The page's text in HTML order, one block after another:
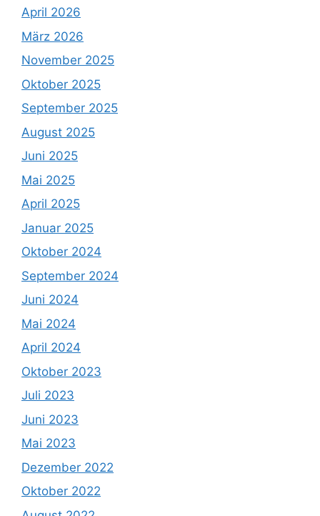
April 2026
März 2026
November 2025
Oktober 2025
September 2025
August 2025
Juni 2025
Mai 2025
April 2025
Januar 2025
Oktober 2024
September 2024
Juni 2024
Mai 2024
April 2024
Oktober 2023
Juli 2023
Juni 2023
Mai 2023
Dezember 2022
Oktober 2022